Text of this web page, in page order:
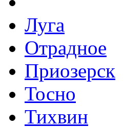
Луга
Отрадное
Приозерск
Тосно
Тихвин